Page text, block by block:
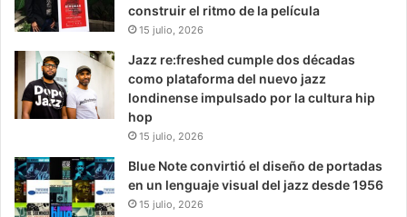
construir el ritmo de la película
15 julio, 2026
Jazz re:freshed cumple dos décadas
como plataforma del nuevo jazz
londinense impulsado por la cultura hip
hop
15 julio, 2026
Blue Note convirtió el diseño de portadas
en un lenguaje visual del jazz desde 1956
15 julio, 2026